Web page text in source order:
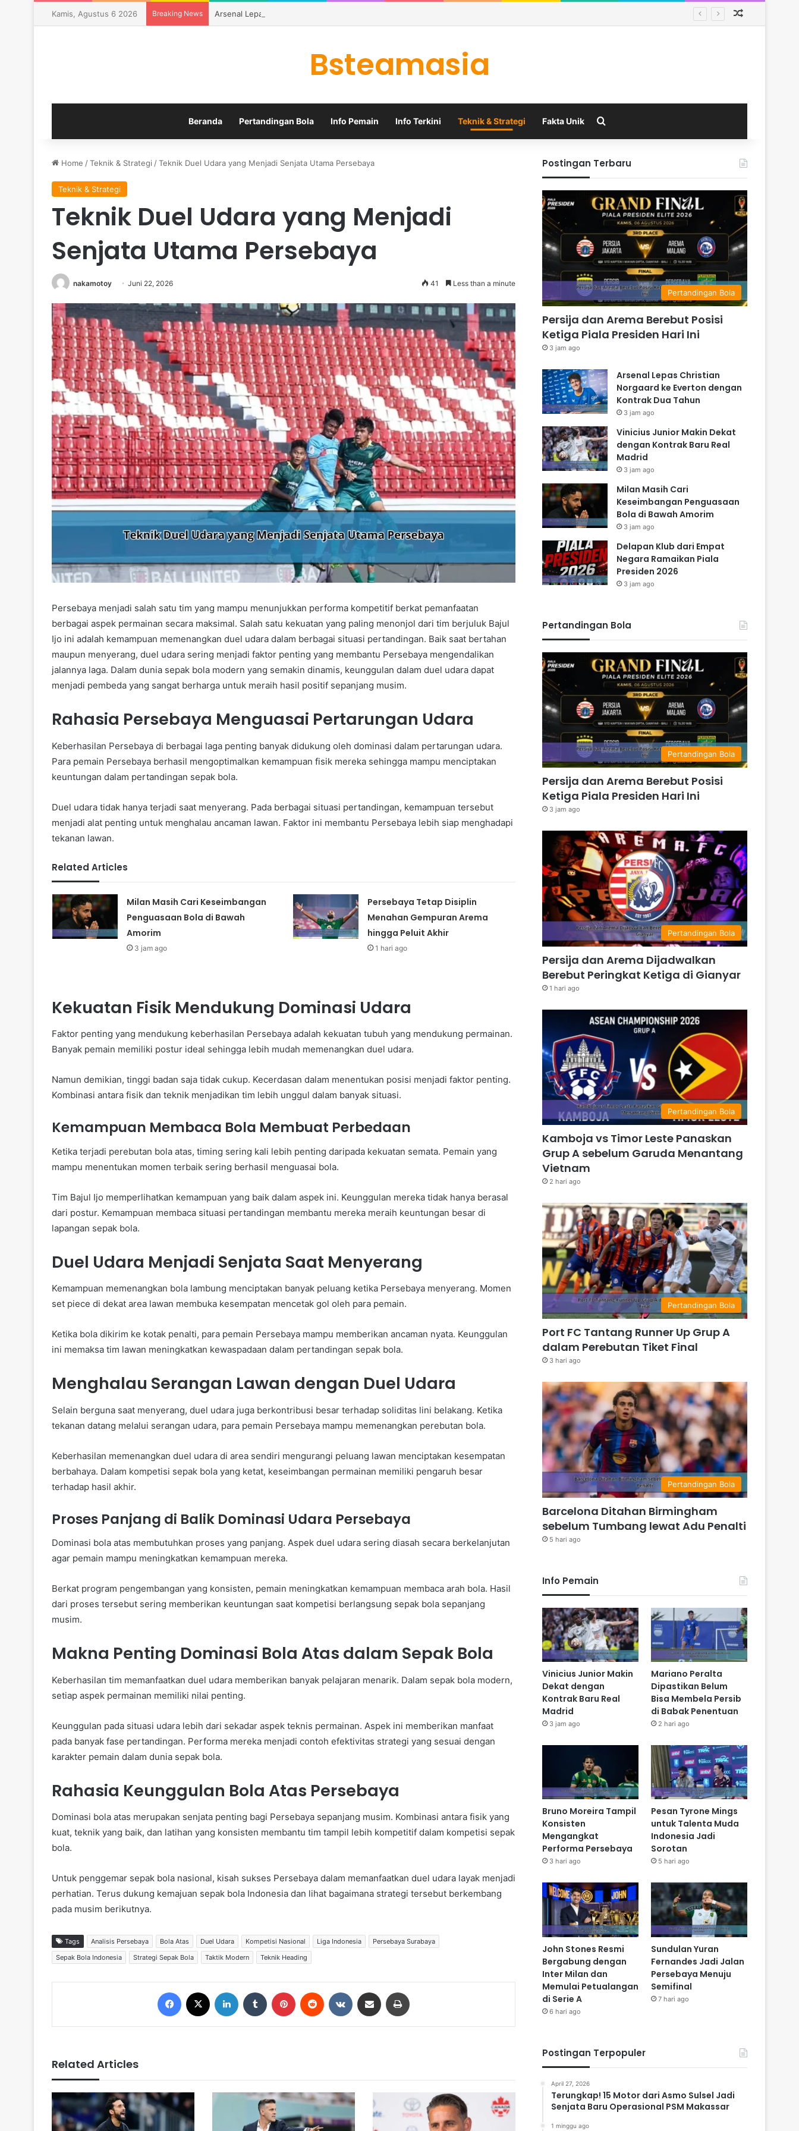
Kamis, Agustus 6 2026 Breaking News Arsenal Lepas Christian Norgaard ke Everton dengan Kontrak Dua Tahun
Bsteamasia
Beranda Pertandingan Bola Info Pemain Info Terkini Teknik & Strategi Fakta Unik
Home /Teknik & Strategi /Teknik Duel Udara yang Menjadi Senjata Utama Persebaya
Teknik & Strategi
Teknik Duel Udara yang Menjadi
Senjata Utama Persebaya
nakamotoy Juni 22, 2026 41 Less than a minute
Persebaya menjadi salah satu tim yang mampu menunjukkan performa kompetitif berkat pemanfaatan
berbagai aspek permainan secara maksimal. Salah satu kekuatan yang paling menonjol dari tim berjuluk Bajul
Ijo ini adalah kemampuan memenangkan duel udara dalam berbagai situasi pertandingan. Baik saat bertahan
maupun menyerang, duel udara sering menjadi faktor penting yang membantu Persebaya mengendalikan
jalannya laga. Dalam dunia sepak bola modern yang semakin dinamis, keunggulan dalam duel udara dapat
menjadi pembeda yang sangat berharga untuk meraih hasil positif sepanjang musim.
Rahasia Persebaya Menguasai Pertarungan Udara
Keberhasilan Persebaya di berbagai laga penting banyak didukung oleh dominasi dalam pertarungan udara.
Para pemain Persebaya berhasil mengoptimalkan kemampuan fisik mereka sehingga mampu menciptakan
keuntungan dalam pertandingan sepak bola.
Duel udara tidak hanya terjadi saat menyerang. Pada berbagai situasi pertandingan, kemampuan tersebut
menjadi alat penting untuk menghalau ancaman lawan. Faktor ini membantu Persebaya lebih siap menghadapi
tekanan lawan.
Related Articles
Milan Masih Cari Keseimbangan
Penguasaan Bola di Bawah
Amorim
3 jam ago
Persebaya Tetap Disiplin
Menahan Gempuran Arema
hingga Peluit Akhir
1 hari ago
Kekuatan Fisik Mendukung Dominasi Udara
Faktor penting yang mendukung keberhasilan Persebaya adalah kekuatan tubuh yang mendukung permainan.
Banyak pemain memiliki postur ideal sehingga lebih mudah memenangkan duel udara.
Namun demikian, tinggi badan saja tidak cukup. Kecerdasan dalam menentukan posisi menjadi faktor penting.
Kombinasi antara fisik dan teknik menjadikan tim lebih unggul dalam banyak situasi.
Kemampuan Membaca Bola Membuat Perbedaan
Ketika terjadi perebutan bola atas, timing sering kali lebih penting daripada kekuatan semata. Pemain yang
mampu menentukan momen terbaik sering berhasil menguasai bola.
Tim Bajul Ijo memperlihatkan kemampuan yang baik dalam aspek ini. Keunggulan mereka tidak hanya berasal
dari postur. Kemampuan membaca situasi pertandingan membantu mereka meraih keuntungan besar di
lapangan sepak bola.
Duel Udara Menjadi Senjata Saat Menyerang
Kemampuan memenangkan bola lambung menciptakan banyak peluang ketika Persebaya menyerang. Momen
set piece di dekat area lawan membuka kesempatan mencetak gol oleh para pemain.
Ketika bola dikirim ke kotak penalti, para pemain Persebaya mampu memberikan ancaman nyata. Keunggulan
ini memaksa tim lawan meningkatkan kewaspadaan dalam pertandingan sepak bola.
Menghalau Serangan Lawan dengan Duel Udara
Selain berguna saat menyerang, duel udara juga berkontribusi besar terhadap soliditas lini belakang. Ketika
tekanan datang melalui serangan udara, para pemain Persebaya mampu memenangkan perebutan bola.
Keberhasilan memenangkan duel udara di area sendiri mengurangi peluang lawan menciptakan kesempatan
berbahaya. Dalam kompetisi sepak bola yang ketat, keseimbangan permainan memiliki pengaruh besar
terhadap hasil akhir.
Proses Panjang di Balik Dominasi Udara Persebaya
Dominasi bola atas membutuhkan proses yang panjang. Aspek duel udara sering diasah secara berkelanjutan
agar pemain mampu meningkatkan kemampuan mereka.
Berkat program pengembangan yang konsisten, pemain meningkatkan kemampuan membaca arah bola. Hasil
dari proses tersebut sering memberikan keuntungan saat kompetisi berlangsung sepak bola sepanjang
musim.
Makna Penting Dominasi Bola Atas dalam Sepak Bola
Keberhasilan tim memanfaatkan duel udara memberikan banyak pelajaran menarik. Dalam sepak bola modern,
setiap aspek permainan memiliki nilai penting.
Keunggulan pada situasi udara lebih dari sekadar aspek teknis permainan. Aspek ini memberikan manfaat
pada banyak fase pertandingan. Performa mereka menjadi contoh efektivitas strategi yang sesuai dengan
karakter pemain dalam dunia sepak bola.
Rahasia Keunggulan Bola Atas Persebaya
Dominasi bola atas merupakan senjata penting bagi Persebaya sepanjang musim. Kombinasi antara fisik yang
kuat, teknik yang baik, dan latihan yang konsisten membantu tim tampil lebih kompetitif dalam kompetisi sepak
bola.
Untuk penggemar sepak bola nasional, kisah sukses Persebaya dalam memanfaatkan duel udara layak menjadi
perhatian. Terus dukung kemajuan sepak bola Indonesia dan lihat bagaimana strategi tersebut berkembang
pada musim berikutnya.
Tags Analisis Persebaya Bola Atas Duel Udara Kompetisi Nasional Liga Indonesia
Persebaya Surabaya
Sepak Bola Indonesia
Strategi Sepak Bola Taktik Modern Teknik Heading
Related Articles
Postingan Terbaru
Pertandingan Bola
Persija dan Arema Berebut Posisi
Ketiga Piala Presiden Hari Ini
3 jam ago
Arsenal Lepas Christian
Norgaard ke Everton dengan
Kontrak Dua Tahun
3 jam ago
Vinicius Junior Makin Dekat
dengan Kontrak Baru Real
Madrid
3 jam ago
Milan Masih Cari
Keseimbangan Penguasaan
Bola di Bawah Amorim
3 jam ago
Delapan Klub dari Empat
Negara Ramaikan Piala
Presiden 2026
3 jam ago
Pertandingan Bola
Pertandingan Bola
Persija dan Arema Berebut Posisi
Ketiga Piala Presiden Hari Ini
3 jam ago
Pertandingan Bola
Persija dan Arema Dijadwalkan
Berebut Peringkat Ketiga di Gianyar
1 hari ago
Pertandingan Bola
Kamboja vs Timor Leste Panaskan
Grup A sebelum Garuda Menantang
Vietnam
2 hari ago
Pertandingan Bola
Port FC Tantang Runner Up Grup A
dalam Perebutan Tiket Final
3 hari ago
Pertandingan Bola
Barcelona Ditahan Birmingham
sebelum Tumbang lewat Adu Penalti
5 hari ago
Info Pemain
Vinicius Junior Makin
Dekat dengan
Kontrak Baru Real
Madrid
3 jam ago
Mariano Peralta
Dipastikan Belum
Bisa Membela Persib
di Babak Penentuan
2 hari ago
Bruno Moreira Tampil
Konsisten
Mengangkat
Performa Persebaya
3 hari ago
Pesan Tyrone Mings
untuk Talenta Muda
Indonesia Jadi
Sorotan
5 hari ago
John Stones Resmi
Bergabung dengan
Inter Milan dan
Memulai Petualangan
di Serie A
6 hari ago
Sundulan Yuran
Fernandes Jadi Jalan
Persebaya Menuju
Semifinal
7 hari ago
Postingan Terpopuler
April 27, 2026
Terungkap! 15 Motor dari Asmo Sulsel Jadi
Senjata Baru Operasional PSM Makassar
1 minggu ago